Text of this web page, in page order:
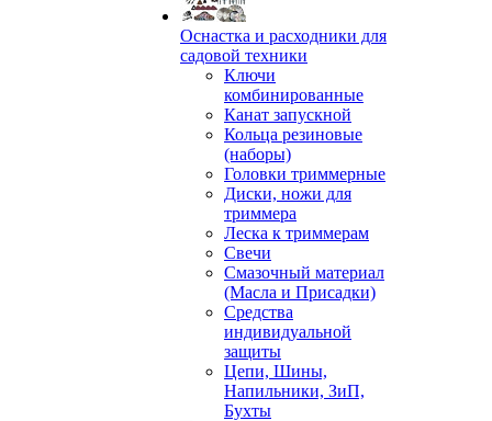
Оснастка и расходники для
садовой техники
Ключи
комбинированные
Канат запускной
Кольца резиновые
(наборы)
Головки триммерные
Диски, ножи для
триммера
Леска к триммерам
Свечи
Смазочный материал
(Масла и Присадки)
Средства
индивидуальной
защиты
Цепи, Шины,
Напильники, ЗиП,
Бухты